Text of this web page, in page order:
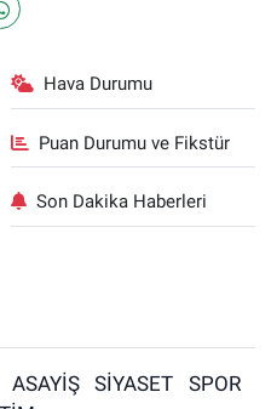
Hava Durumu
Puan Durumu ve Fikstür
Son Dakika Haberleri
ASAYİŞ SİYASET
SPOR